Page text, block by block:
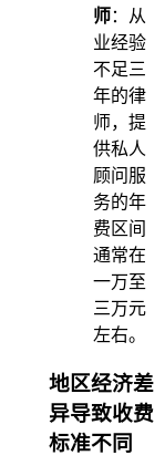
师：从
业经验
不足三
年的律
师，提
供私人
顾问服
务的年
费区间
通常在
一万至
三万元
左右。
地区经济差
异导致收费
标准不同